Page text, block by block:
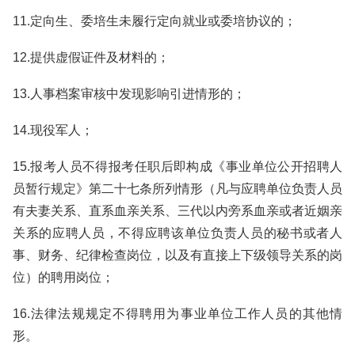
11.定向生、委培生未履行定向就业或委培协议的；
12.提供虚假证件及材料的；
13.人事档案审核中发现影响引进情形的；
14.现役军人；
15.报考人员不得报考任职后即构成《事业单位公开招聘人
员暂行规定》第二十七条所列情形（凡与应聘单位负责人员
有夫妻关系、直系血亲关系、三代以内旁系血亲或者近姻亲
关系的应聘人员，不得应聘该单位负责人员的秘书或者人
事、财务、纪律检查岗位，以及有直接上下级领导关系的岗
位）的聘用岗位；
16.法律法规规定不得聘用为事业单位工作人员的其他情
形。